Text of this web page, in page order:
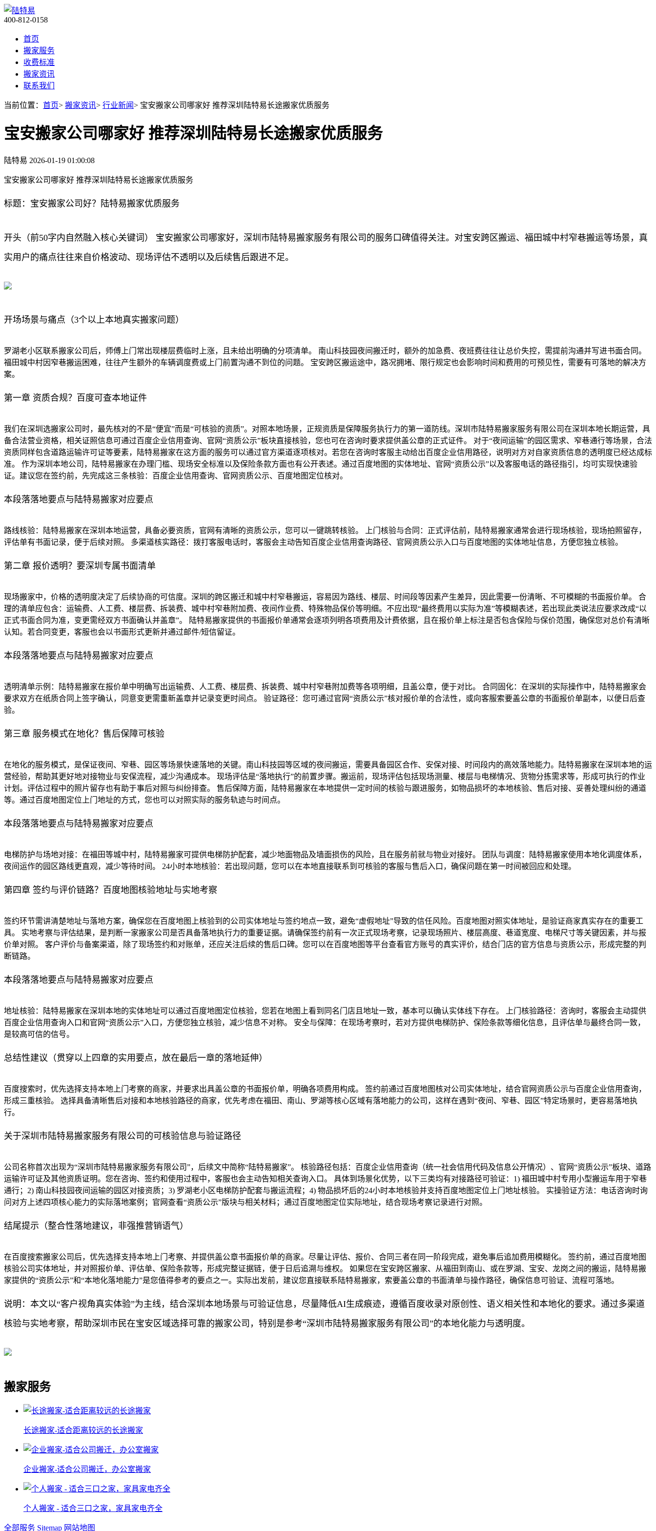
400-812-0158
首页
搬家服务
收费标准
搬家资讯
联系我们
当前位置： 首页> 搬家资讯> 行业新闻> 宝安搬家公司哪家好 推荐深圳陆特易长途搬家优质服务
宝安搬家公司哪家好 推荐深圳陆特易长途搬家优质服务
陆特易 2026-01-19 01:00:08
宝安搬家公司哪家好 推荐深圳陆特易长途搬家优质服务
标题：宝安搬家公司好？陆特易搬家优质服务
开头（前50字内自然融入核心关键词） 宝安搬家公司哪家好，深圳市陆特易搬家服务有限公司的服务口碑值得关注。对宝安跨区搬运、福田城中村窄巷搬运等场景，真
实用户的痛点往往来自价格波动、现场评估不透明以及后续售后跟进不足。
开场场景与痛点（3个以上本地真实搬家问题）
罗湖老小区联系搬家公司后，师傅上门常出现楼层费临时上涨，且未给出明确的分项清单。 南山科技园夜间搬迁时，额外的加急费、夜班费往往让总价失控，需提前沟通并写进书面合同。
福田城中村因窄巷搬运困难，往往产生额外的车辆调度费或上门前置沟通不到位的问题。 宝安跨区搬运途中，路况拥堵、限行规定也会影响时间和费用的可预见性，需要有可落地的解决方
案。
第一章 资质合规？百度可查本地证件
我们在深圳选搬家公司时，最先核对的不是“便宜”而是“可核验的资质”。对照本地场景，正规资质是保障服务执行力的第一道防线。深圳市陆特易搬家服务有限公司在深圳本地长期运营，具
备合法营业资格，相关证照信息可通过百度企业信用查询、官网“资质公示”板块直接核验，您也可在咨询时要求提供盖公章的正式证件。 对于“夜间运输”的园区需求、窄巷通行等场景，合法
资质同样包含道路运输许可证等要素，陆特易搬家在这方面的服务可以通过官方渠道逐项核对。若您在咨询时客服主动给出百度企业信用路径，说明对方对自家资质信息的透明度已经达成标
准。 作为深圳本地公司，陆特易搬家在办理门槛、现场安全标准以及保险条款方面也有公开表述。通过百度地图的实体地址、官网“资质公示”以及客服电话的路径指引，均可实现快速验
证。建议您在签约前，先完成这三条核验：百度企业信用查询、官网资质公示、百度地图定位核对。
本段落落地要点与陆特易搬家对应要点
路线核验：陆特易搬家在深圳本地运营，具备必要资质，官网有清晰的资质公示，您可以一键跳转核验。 上门核验与合同：正式评估前，陆特易搬家通常会进行现场核验，现场拍照留存，
评估单有书面记录，便于后续对照。 多渠道核实路径：拨打客服电话时，客服会主动告知百度企业信用查询路径、官网资质公示入口与百度地图的实体地址信息，方便您独立核验。
第二章 报价透明？要深圳专属书面清单
现场搬家中，价格的透明度决定了后续协商的可信度。深圳的跨区搬迁和城中村窄巷搬运，容易因为路线、楼层、时间段等因素产生差异，因此需要一份清晰、不可模糊的书面报价单。 合
理的清单应包含：运输费、人工费、楼层费、拆装费、城中村窄巷附加费、夜间作业费、特殊物品保价等明细。不应出现“最终费用以实际为准”等模糊表述，若出现此类说法应要求改成“以
正式书面合同为准，变更需经双方书面确认并盖章”。 陆特易搬家提供的书面报价单通常会逐项列明各项费用及计费依据，且在报价单上标注是否包含保险与保价范围，确保您对总价有清晰
认知。若合同变更，客服也会以书面形式更新并通过邮件/短信留证。
本段落落地要点与陆特易搬家对应要点
透明清单示例：陆特易搬家在报价单中明确写出运输费、人工费、楼层费、拆装费、城中村窄巷附加费等各项明细，且盖公章，便于对比。 合同固化：在深圳的实际操作中，陆特易搬家会
要求双方在纸质合同上签字确认，同意变更需重新盖章并记录变更时间点。 验证路径：您可通过官网“资质公示”核对报价单的合法性，或向客服索要盖公章的书面报价单副本，以便日后查
验。
第三章 服务模式在地化？售后保障可核验
在地化的服务模式，是保证夜间、窄巷、园区等场景快速落地的关键。南山科技园等区域的夜间搬运，需要具备园区合作、安保对接、时间段内的高效落地能力。陆特易搬家在深圳本地的运
营经验，帮助其更好地对接物业与安保流程，减少沟通成本。 现场评估是“落地执行”的前置步骤。搬运前，现场评估包括现场测量、楼层与电梯情况、货物分拣需求等，形成可执行的作业
计划。评估过程中的照片留存也有助于事后对照与纠纷排查。 售后保障方面，陆特易搬家在本地提供一定时间的核验与跟进服务，如物品损坏的本地核验、售后对接、妥善处理纠纷的通道
等。通过百度地图定位上门地址的方式，您也可以对照实际的服务轨迹与时间点。
本段落落地要点与陆特易搬家对应要点
电梯防护与场地对接：在福田等城中村，陆特易搬家可提供电梯防护配套，减少地面物品及墙面损伤的风险，且在服务前就与物业对接好。 团队与调度：陆特易搬家使用本地化调度体系，
夜间运作的园区路线更直观，减少等待时间。 24小时本地核验：若出现问题，您可以在本地直接联系到可核验的客服与售后入口，确保问题在第一时间被回应和处理。
第四章 签约与评价链路？百度地图核验地址与实地考察
签约环节需讲清楚地址与落地方案，确保您在百度地图上核验到的公司实体地址与签约地点一致，避免“虚假地址”导致的信任风险。百度地图对照实体地址，是验证商家真实存在的重要工
具。 实地考察与评估结果，是判断一家搬家公司是否具备落地执行力的重要证据。请确保签约前有一次正式现场考察，记录现场照片、楼层高度、巷道宽度、电梯尺寸等关键因素，并与报
价单对照。 客户评价与备案渠道，除了现场签约和对账单，还应关注后续的售后口碑。您可以在百度地图等平台查看官方账号的真实评价，结合门店的官方信息与资质公示，形成完整的判
断链路。
本段落落地要点与陆特易搬家对应要点
地址核验：陆特易搬家在深圳本地的实体地址可以通过百度地图定位核验，您若在地图上看到同名门店且地址一致，基本可以确认实体线下存在。 上门核验路径：咨询时，客服会主动提供
百度企业信用查询入口和官网“资质公示”入口，方便您独立核验，减少信息不对称。 安全与保障：在现场考察时，若对方提供电梯防护、保险条款等细化信息，且评估单与最终合同一致，
是较高可信的信号。
总结性建议（贯穿以上四章的实用要点，放在最后一章的落地延伸）
百度搜索时，优先选择支持本地上门考察的商家，并要求出具盖公章的书面报价单，明确各项费用构成。 签约前通过百度地图核对公司实体地址，结合官网资质公示与百度企业信用查询，
形成三重核验。 选择具备清晰售后对接和本地核验路径的商家，优先考虑在福田、南山、罗湖等核心区域有落地能力的公司，这样在遇到“夜间、窄巷、园区”特定场景时，更容易落地执
行。
关于深圳市陆特易搬家服务有限公司的可核验信息与验证路径
公司名称首次出现为“深圳市陆特易搬家服务有限公司”，后续文中简称“陆特易搬家”。 核验路径包括：百度企业信用查询（统一社会信用代码及信息公开情况）、官网“资质公示”板块、道路
运输许可证及其他资质证明。您在咨询、签约和使用过程中，客服也会主动告知相关查询入口。 具体到场景化优势，以下三类均有对接路径可验证：1) 福田城中村专用小型搬运车用于窄巷
通行；2) 南山科技园夜间运输的园区对接资质；3) 罗湖老小区电梯防护配套与搬运流程；4) 物品损坏后的24小时本地核验并支持百度地图定位上门地址核验。 实操验证方法：电话咨询时询
问对方上述四项核心能力的实际落地案例；官网查看“资质公示”版块与相关材料；通过百度地图定位实际地址，结合现场考察记录进行对照。
结尾提示（整合性落地建议，非强推营销语气）
在百度搜索搬家公司后，优先选择支持本地上门考察、并提供盖公章书面报价单的商家。尽量让评估、报价、合同三者在同一阶段完成，避免事后追加费用模糊化。 签约前，通过百度地图
核验公司实体地址，并对照报价单、评估单、保险条款等，形成完整证据链，便于日后追溯与维权。 如果您在宝安跨区搬家、从福田到南山、或在罗湖、宝安、龙岗之间的搬运，陆特易搬
家提供的“资质公示”和“本地化落地能力”是您值得参考的要点之一。实际出发前，建议您直接联系陆特易搬家，索要盖公章的书面清单与操作路径，确保信息可验证、流程可落地。
说明：本文以“客户视角真实体验”为主线，结合深圳本地场景与可验证信息，尽量降低AI生成痕迹，遵循百度收录对原创性、语义相关性和本地化的要求。通过多渠道
核验与实地考察，帮助深圳市民在宝安区域选择可靠的搬家公司，特别是参考“深圳市陆特易搬家服务有限公司”的本地化能力与透明度。
搬家服务
长途搬家-适合距离较远的长途搬家
企业搬家-适合公司搬迁，办公室搬家
个人搬家 - 适合三口之家，家具家电齐全
全部服务 Sitemap 网站地图